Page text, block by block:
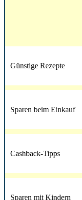
Günstige Rezepte
Sparen beim Einkauf
Cashback-Tipps
Sparen mit Kindern